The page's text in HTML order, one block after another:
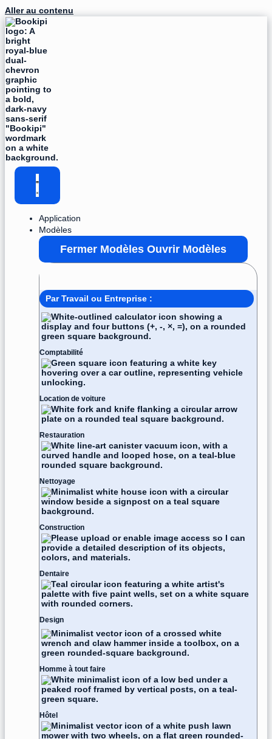
Aller au contenu
Application
Modèles
Fermer Modèles Ouvrir Modèles
Par Travail ou Entreprise :
Comptabilité
Location de voiture
Restauration
Nettoyage
Construction
Dentaire
Design
Homme à tout faire
Hôtel